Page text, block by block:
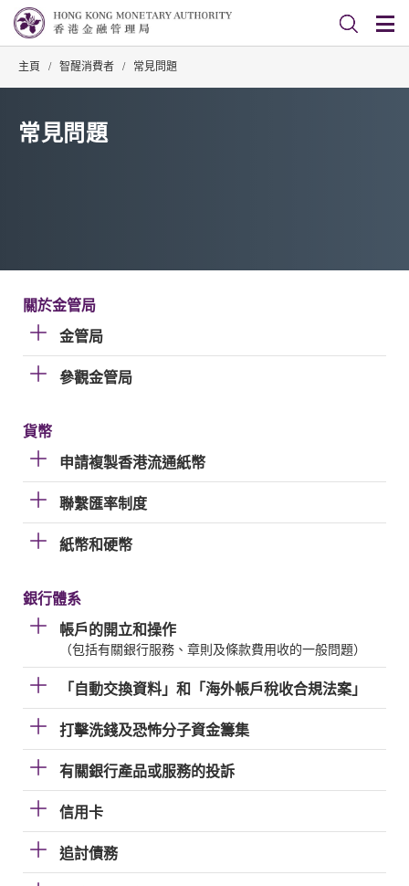
主頁 / 智醒消費者 / 常見問題
常見問題
關於金管局
金管局
參觀金管局
貨幣
申請複製香港流通紙幣
聯繫匯率制度
紙幣和硬幣
銀行體系
帳戶的開立和操作
（包括有關銀行服務、章則及條款費用收的一般問題）
「自動交換資料」和「海外帳戶稅收合規法案」
打擊洗錢及恐怖分子資金籌集
有關銀行產品或服務的投訴
信用卡
追討債務